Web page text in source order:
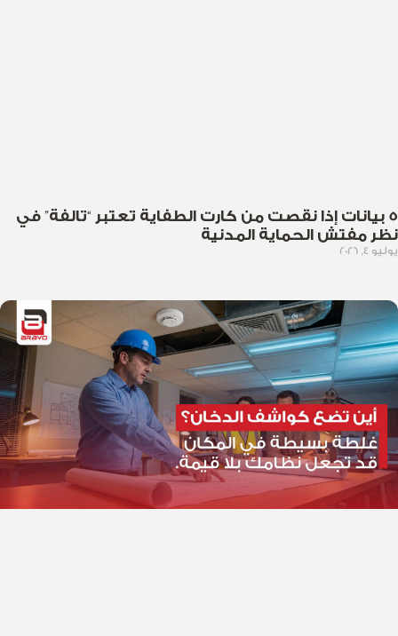
5 بيانات إذا نقصت من كارت الطفاية تعتبر “تالفة” في
نظر مفتش الحماية المدنية
يوليو 4, 2026